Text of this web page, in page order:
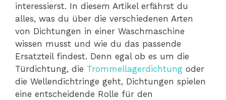
interessierst. In diesem Artikel erfährst du
alles, was du über die verschiedenen Arten
von Dichtungen in einer Waschmaschine
wissen musst und wie du das passende
Ersatzteil findest. Denn egal ob es um die
Türdichtung, die Trommellagerdichtung oder
die Wellendichtringe geht, Dichtungen spielen
eine entscheidende Rolle für den